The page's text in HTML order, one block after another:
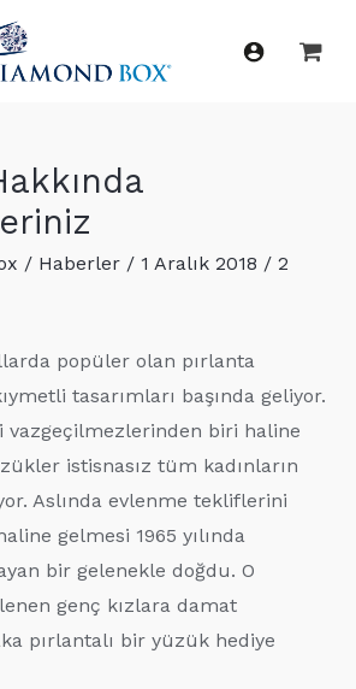
/ Haberler / 1 Aralık 2018 / 2
popüler olan pırlanta
tasarımları başında geliyor.
vazgeçilmezlerinden biri haline
istisnasız tüm kadınların
Aslında evlenme tekliflerini
gelmesi 1965 yılında
bir gelenekle doğdu. O
genç kızlara damat
pırlantalı bir yüzük hediye